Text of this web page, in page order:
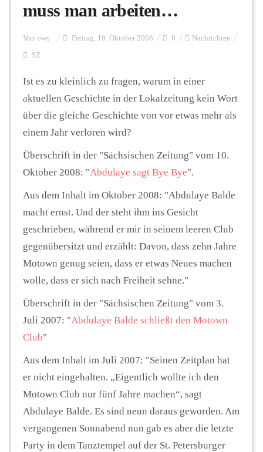
Flurschelte
Hintergrund
FUNKTURM-Beiträge
Podcast
Seminare
Unterstützen
muss man arbeiten…
Von owy Freitag, 10. Oktober 2008 0 Nachrichten
SZ
Ist es zu kleinlich zu fragen, warum in einer
aktuellen Geschichte in der Lokalzeitung kein Wort
über die gleiche Geschichte von vor etwas mehr als
einem Jahr verloren wird?
Überschrift in der "Sächsischen Zeitung" vom 10.
Oktober 2008: "Abdulaye sagt Bye Bye".
Aus dem Inhalt im Oktober 2008: "Abdulaye Balde
macht ernst. Und der steht ihm ins Gesicht
geschrieben, während er mir in seinem leeren Club
gegenübersitzt und erzählt: Davon, dass zehn Jahre
Motown genug seien, dass er etwas Neues machen
wolle, dass er sich nach Freiheit sehne."
Überschrift in der "Sächsischen Zeitung" vom 3.
Juli 2007: "Abdulaye Balde schließt den Motown
Club"
Aus dem Inhalt im Juli 2007: "Seinen Zeitplan hat
er nicht eingehalten. „Eigentlich wollte ich den
Motown Club nur fünf Jahre machen“, sagt
Abdulaye Balde. Es sind neun daraus geworden. Am
vergangenen Sonnabend nun gab es aber die letzte
Party in dem Tanztempel auf der St. Petersburger